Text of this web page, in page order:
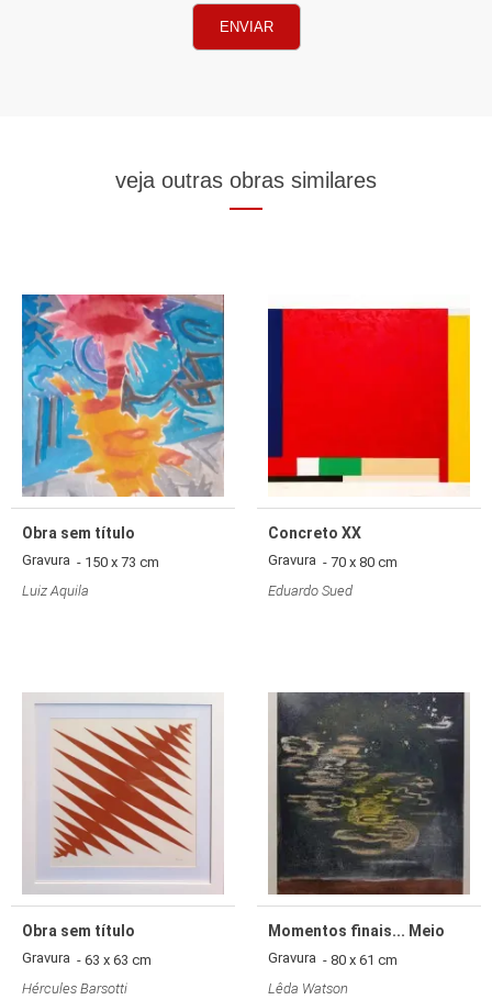
ENVIAR
veja outras obras similares
Obra sem título
Gravura - 150 x 73 cm
Luiz Aquila
Concreto XX
Gravura - 70 x 80 cm
Eduardo Sued
Obra sem título
Gravura - 63 x 63 cm
Hércules Barsotti
Momentos finais... Meio
Gravura - 80 x 61 cm
Lêda Watson